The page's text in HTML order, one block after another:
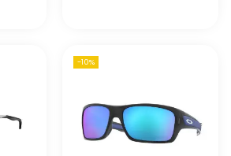
-10%